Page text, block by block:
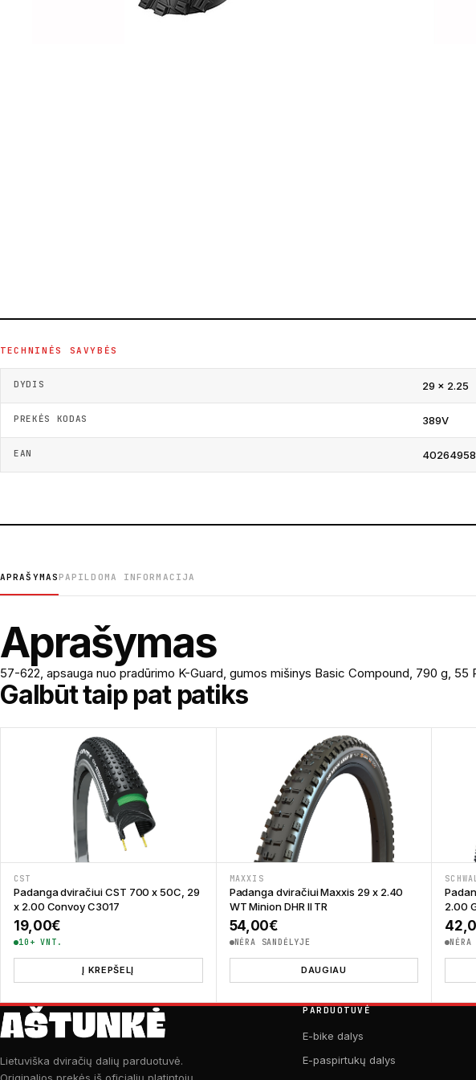
TECHNINĖS SAVYBĖS
DYDIS 29 × 2.25
PREKĖS KODAS 389V
EAN
APRAŠYMAS PAPILDOMA INFORMACIJA
Aprašymas
57-622, apsauga nuo pradūrimo K-Guard, gumos mišinys Basic Compound, 790 g, 55
Galbūt taip pat patiks
CST
Padanga dviračiui CST 700 x 50C, 29
x 2.00 Convoy C3017
19,00€
10+ VNT.
Į KREPŠELĮ
MAXXIS
Padanga dviračiui Maxxis 29 x 2.40
WT Minion DHR II TR
54,00€
NĖRA SANDĖLYJE
DAUGIAU
2.00
Lietuviška dviračių dalių parduotuvė.
PARDUOTUVĖ
E-bike dalys
E-paspirtukų dalys